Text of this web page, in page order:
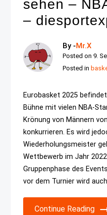
sehen –
–
By -Mr.X
Posted on9.
Posted in
Eurobasket 2025
Bühne mit vielen NBA-
Krönung von Männern
konkurrieren. Es wird
Wiederholungsmeister
Wettbewerb im Jahr
Gruppenphase des
vor dem Turnier wird
Continue Reading